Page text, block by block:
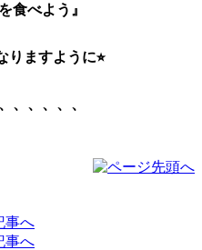
食べよう』
りますように⭐︎
、、、、、
事へ
事へ